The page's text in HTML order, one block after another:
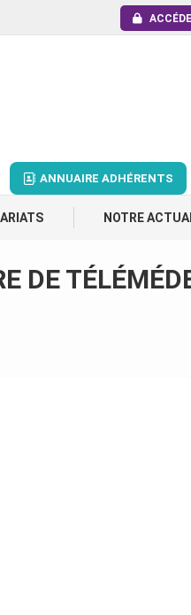
ANNUAIRE ADHÉRENTS
NOTRE
DE